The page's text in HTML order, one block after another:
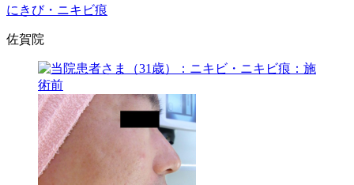
にきび・ニキビ痕
佐賀院